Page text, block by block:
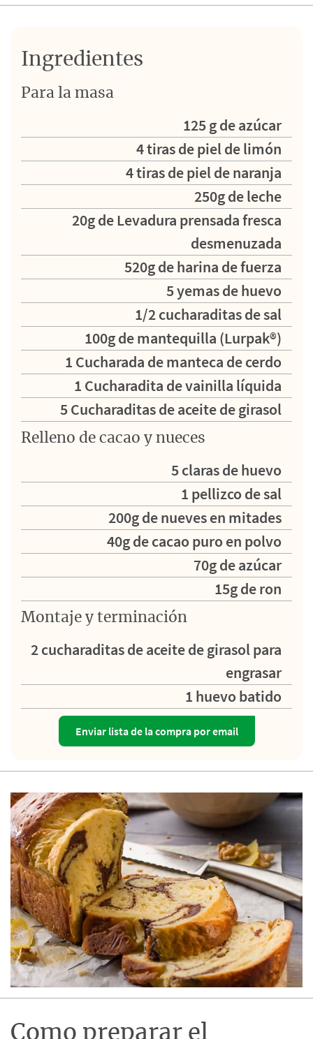
Ingredientes
Para la masa
125 g de azúcar
4 tiras de piel de limón
4 tiras de piel de naranja
250g de leche
20g de Levadura prensada fresca
desmenuzada
520g de harina de fuerza
5 yemas de huevo
1/2 cucharaditas de sal
100g de mantequilla (Lurpak®)
1 Cucharada de manteca de cerdo
1 Cucharadita de vainilla líquida
5 Cucharaditas de aceite de girasol
Relleno de cacao y nueces
5 claras de huevo
1 pellizco de sal
200g de nueves en mitades
40g de cacao puro en polvo
70g de azúcar
15g de ron
Montaje y terminación
2 cucharaditas de aceite de girasol para
engrasar
1 huevo batido
Enviar lista de la compra por email
Como preparar el